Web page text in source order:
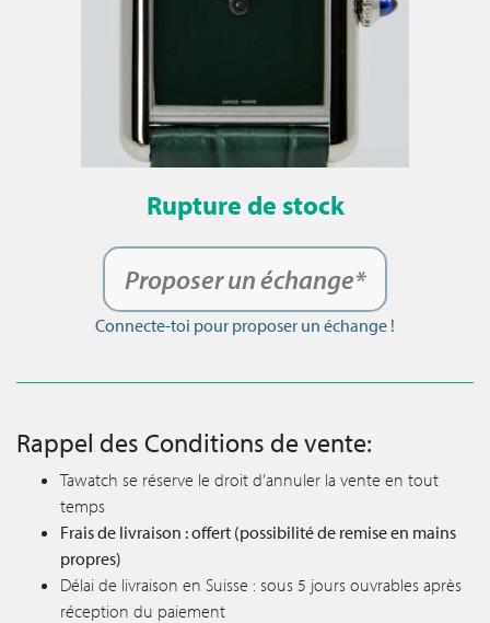
Rupture de stock
Proposer un échange*
Connecte-toi pour proposer un échange !
Rappel des Conditions de vente:
Tawatch se réserve le droit d’annuler la vente en tout
temps
Frais de livraison : offert (possibilité de remise en mains
propres)
Délai de livraison en Suisse : sous 5 jours ouvrables après
réception du paiement